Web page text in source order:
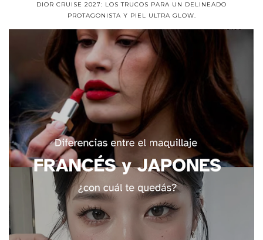
DIOR CRUISE 2027: LOS TRUCOS PARA UN DELINEADO
PROTAGONISTA Y PIEL ULTRA GLOW.